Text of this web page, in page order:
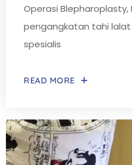
Operasi
pengangkatan tahi
spesialis
READ MORE